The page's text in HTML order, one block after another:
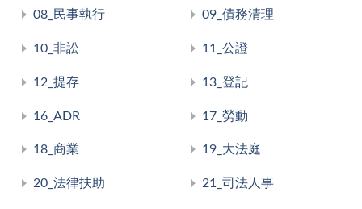
08_民事執行 09_債務清理
10_非訟 11_公證
12_提存 13_登記
16_ADR 17_勞動
18_商業 19_大法庭
20_法律扶助 21_司法人事